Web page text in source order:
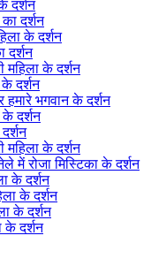
दर्शन
का दर्शन
के दर्शन
दर्शन
महिला के दर्शन
के दर्शन
हमारे भगवान के दर्शन
के दर्शन
महिला के दर्शन
में रोजा मिस्टिका के दर्शन
के दर्शन
के दर्शन
के दर्शन
के दर्शन